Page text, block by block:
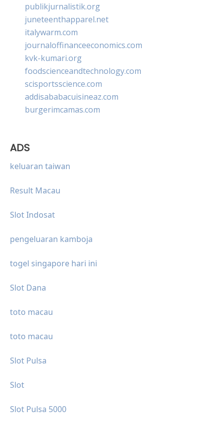
publikjurnalistik.org
juneteenthapparel.net
italywarm.com
journaloffinanceeconomics.com
kvk-kumari.org
foodscienceandtechnology.com
scisportsscience.com
addisababacuisineaz.com
burgerimcamas.com
ADS
keluaran taiwan
Result Macau
Slot Indosat
pengeluaran kamboja
togel singapore hari ini
Slot Dana
toto macau
toto macau
Slot Pulsa
Slot
Slot Pulsa 5000